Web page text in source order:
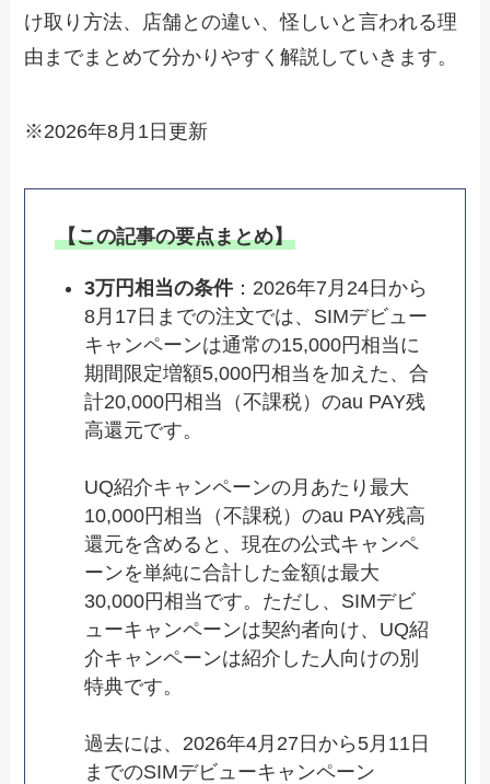
け取り方法、店舗との違い、怪しいと言われる理
由までまとめて分かりやすく解説していきます。
※2026年8月1日更新
【この記事の要点まとめ】
3万円相当の条件 ：2026年7月24日から
8月17日までの注文では、SIMデビュー
キャンペーンは通常の15,000円相当に
期間限定増額5,000円相当を加えた、合
計20,000円相当（不課税）のau PAY残
高還元です。
UQ紹介キャンペーンの月あたり最大
10,000円相当（不課税）のau PAY残高
還元を含めると、現在の公式キャンペ
ーンを単純に合計した金額は最大
30,000円相当です。ただし、SIMデビ
ューキャンペーンは契約者向け、UQ紹
介キャンペーンは紹介した人向けの別
特典です。
過去には、2026年4月27日から5月11日
までのSIMデビューキャンペーン